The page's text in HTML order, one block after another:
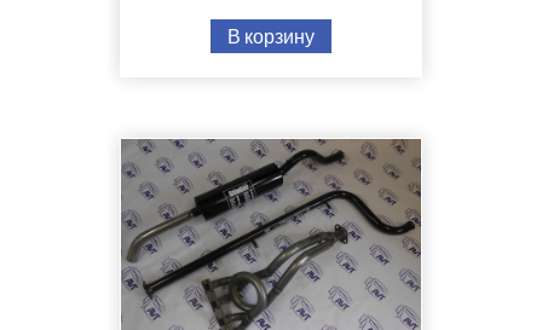
В корзину